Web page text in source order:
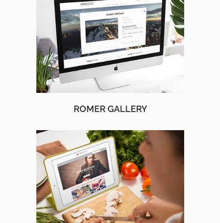
ROMER GALLERY